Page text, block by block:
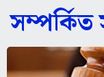
সম্পর্কিত